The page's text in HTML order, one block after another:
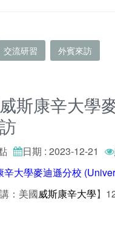
交流研習 外賓來訪
斯康辛大學
日期 : 2023-12-21
辛大學麥迪遜分校
：美國威斯康辛大學】